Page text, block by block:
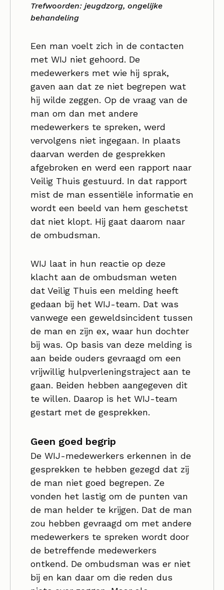
Trefwoorden: jeugdzorg, ongelijke
behandeling
Een man voelt zich in de contacten
met WIJ niet gehoord. De
medewerkers met wie hij sprak,
gaven aan dat ze niet begrepen wat
hij wilde zeggen. Op de vraag van de
man om dan met andere
medewerkers te spreken, werd
vervolgens niet ingegaan. In plaats
daarvan werden de gesprekken
afgebroken en werd een rapport naar
Veilig Thuis gestuurd. In dat rapport
mist de man essentiële informatie en
wordt een beeld van hem geschetst
dat niet klopt. Hij gaat daarom naar
de ombudsman.
WIJ laat in hun reactie op deze
klacht aan de ombudsman weten
dat Veilig Thuis een melding heeft
gedaan bij het WIJ-team. Dat was
vanwege een geweldsincident tussen
de man en zijn ex, waar hun dochter
bij was. Op basis van deze melding is
aan beide ouders gevraagd om een
vrijwillig hulpverleningstraject aan te
gaan. Beiden hebben aangegeven dit
te willen. Daarop is het WIJ-team
gestart met de gesprekken.
Geen goed begrip
De WIJ-medewerkers erkennen in de
gesprekken te hebben gezegd dat zij
de man niet goed begrepen. Ze
vonden het lastig om de punten van
de man helder te krijgen. Dat de man
zou hebben gevraagd om met andere
medewerkers te spreken wordt door
de betreffende medewerkers
ontkend. De ombudsman was er niet
bij en kan daar om die reden dus